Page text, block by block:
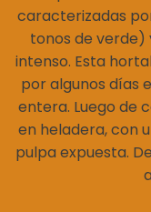
caracterizadas
tonos de verde)
intenso. Esta
por algunos días
entera. Luego de
en heladera, con
pulpa expuesta.